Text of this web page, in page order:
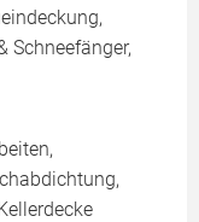
Schneefänger,